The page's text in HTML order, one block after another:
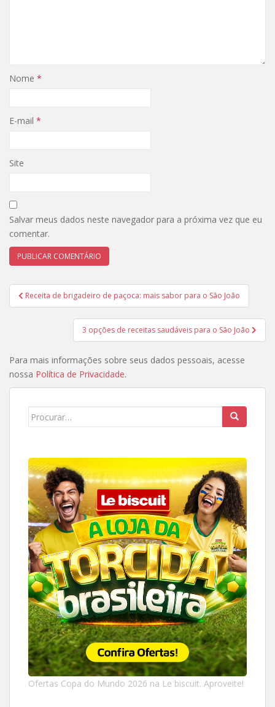
Nome *
E-mail *
Site
Salvar meus dados neste navegador para a próxima vez que eu
comentar.
Navegação
de
Receita de brigadeiro de paçoca: mais sabor para o São João
3 opções de receitas saudáveis para o São João
Para mais informações sobre seus dados pessoais, acesse
nossa Política de Privacidade.
Search
Ofertas Copa do Mundo 2026 na Le biscuit. Aproveite!